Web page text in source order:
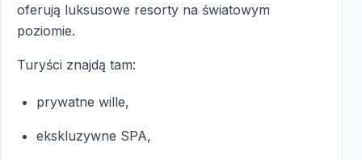
oferują luksusowe resorty na światowym
poziomie.
Turyści znajdą tam:
prywatne wille,
ekskluzywne SPA,